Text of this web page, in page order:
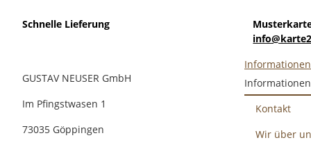
Schnelle Lieferung
GUSTAV NEUSER GmbH
Im Pfingstwasen 1
73035 Göppingen
Informationen
Informationen
Kontakt
Wir über